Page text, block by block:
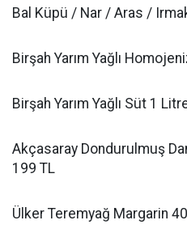
Bal Küpü / Nar / Aras /
Birşah Yarım Yağlı
Birşah Yarım Yağlı Süt 1
Akçasaray Dondurulmuş
199 TL
Ülker Teremyağ Margarin